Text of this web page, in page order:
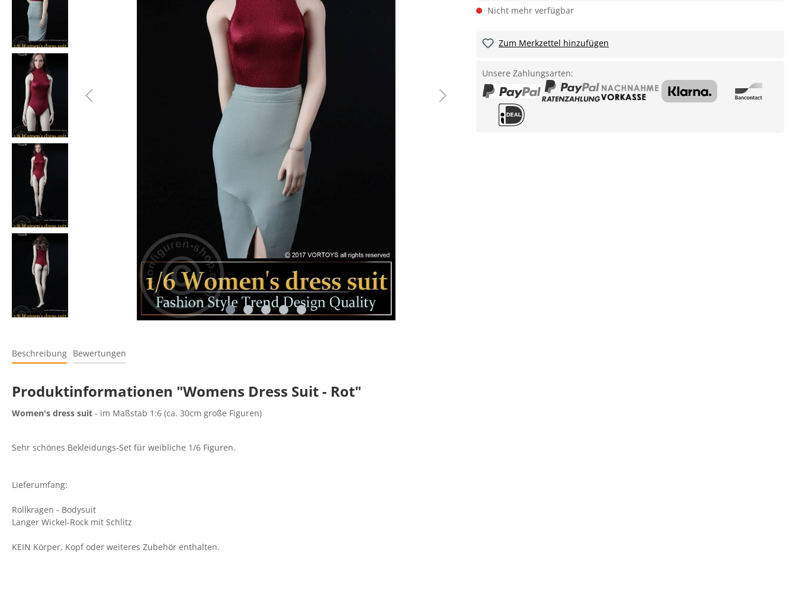
Nicht mehr verfügbar
Zum Merkzettel hinzufügen
Unsere Zahlungsarten:
Beschreibung Bewertungen
Produktinformationen "Womens Dress Suit - Rot"
Women's dress suit - im Maßstab 1:6 (ca. 30cm große Figuren)
Sehr schönes Bekleidungs-Set für weibliche 1/6 Figuren.
Lieferumfang:
Rollkragen - Bodysuit
Langer Wickel-Rock mit Schlitz
KEIN Körper, Kopf oder weiteres Zubehör enthalten.